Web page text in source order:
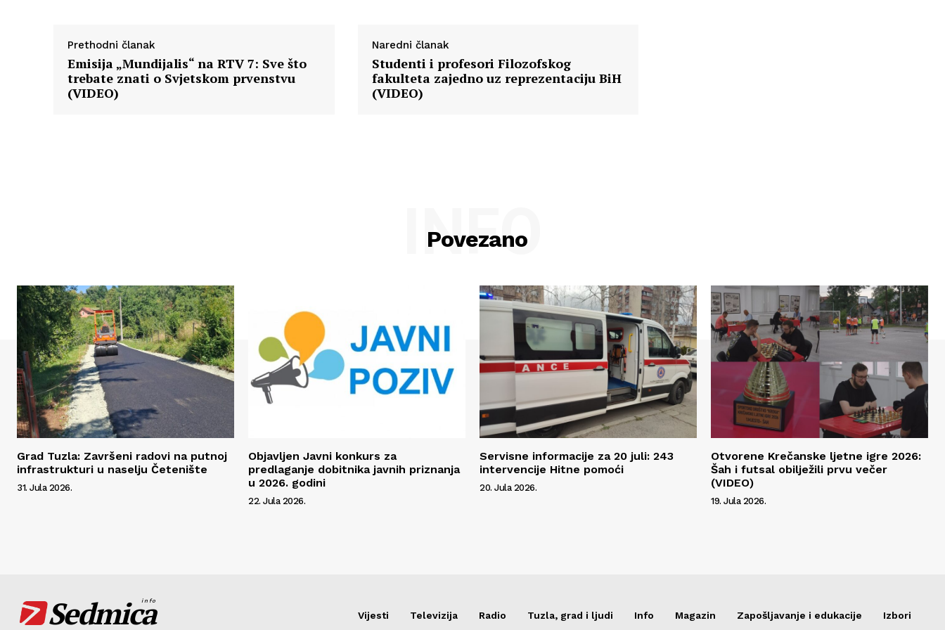
Prethodni članak
Emisija „Mundijalis“ na RTV 7: Sve što
trebate znati o Svjetskom prvenstvu
(VIDEO)
Naredni članak
Studenti i profesori Filozofskog
fakulteta zajedno uz reprezentaciju BiH
(VIDEO)
Povezano
INFO
Grad Tuzla: Završeni radovi na putnoj
infrastrukturi u naselju Četenište
31. Jula 2026.
Objavljen Javni konkurs za
predlaganje dobitnika javnih priznanja
u 2026. godini
22. Jula 2026.
Servisne informacije za 20 juli: 243
intervencije Hitne pomoći
20. Jula 2026.
Otvorene Krečanske ljetne igre 2026:
Šah i futsal obilježili prvu večer
(VIDEO)
19. Jula 2026.
Sedmica
info
Vijesti Televizija Radio Tuzla, grad i ljudi Info Magazin Zapošljavanje i edukacije Izbori